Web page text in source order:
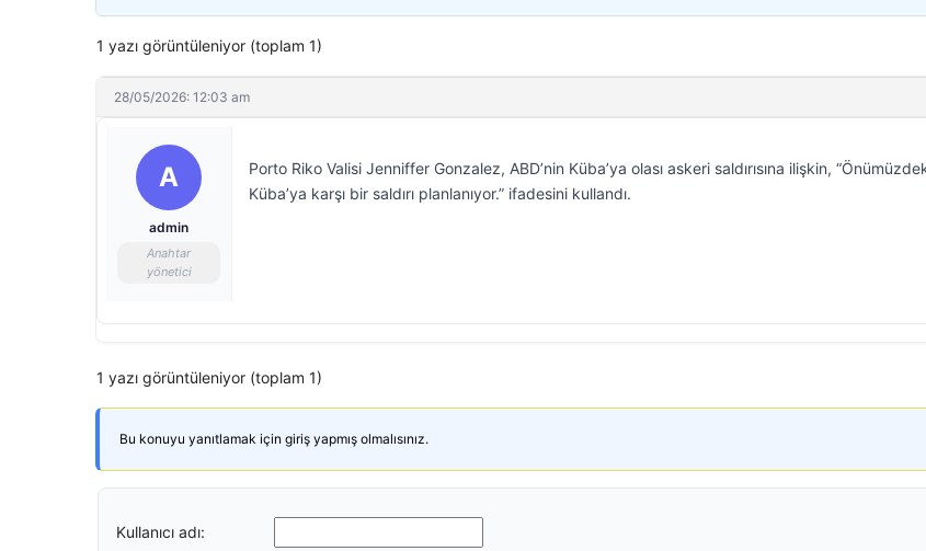
1 yazı görüntüleniyor (toplam 1)
28/05/2026: 12:03 am
A
admin
Anahtar
yönetici
Porto Riko Valisi Jenniffer Gonzalez, ABD’nin Küba’ya olası askeri saldırısına ilişkin,
Küba’ya karşı bir saldırı planlanıyor.” ifadesini kullandı.
1 yazı görüntüleniyor (toplam 1)
Bu konuyu yanıtlamak için giriş yapmış olmalısınız.
Kullanıcı adı: